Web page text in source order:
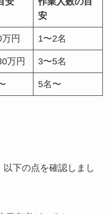
安
円 1〜2名
万円 3〜5名
5名〜
下の点を確認しまし